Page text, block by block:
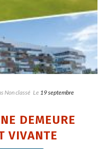
Non classé Le 19 septembre
DEMEURE
VIVANTE